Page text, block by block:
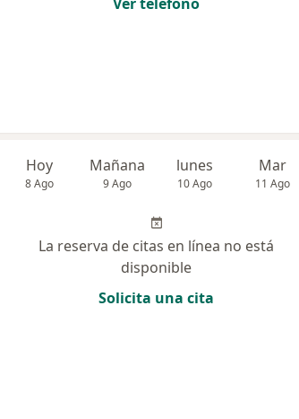
Hoy
8 Ago
Mañana
9 Ago
lunes
10 Ago
Mar
11 Ago
La reserva de citas en línea no está
disponible
Solicita una cita